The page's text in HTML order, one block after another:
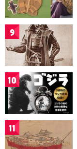
9
10
11